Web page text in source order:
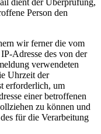
dient der Überprüfung,
Person den
wir ferner die vom
Adresse des von der
verwendeten
Uhrzeit der
erforderlich, um
einer betroffenen
zu können und
für die Verarbeitung